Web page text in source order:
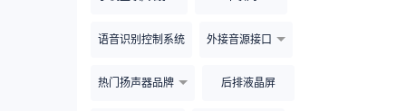
语音识别控制系统 外接音源接口
热门扬声器品牌 后排液晶屏